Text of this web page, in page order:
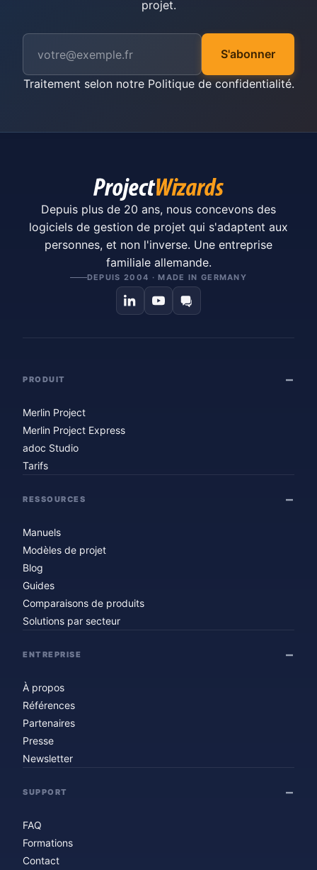
projet.
S'abonner
Traitement selon notre Politique de confidentialité.
Depuis plus de 20 ans, nous concevons des
logiciels de gestion de projet qui s'adaptent aux
personnes, et non l'inverse. Une entreprise
familiale allemande.
DEPUIS 2004 · MADE IN GERMANY
PRODUIT
Merlin Project
Merlin Project Express
adoc Studio
Tarifs
RESSOURCES
Manuels
Modèles de projet
Blog
Guides
Comparaisons de produits
Solutions par secteur
ENTREPRISE
À propos
Références
Partenaires
Presse
Newsletter
SUPPORT
FAQ
Formations
Contact